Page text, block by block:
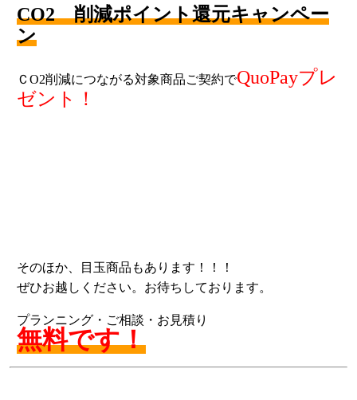
CO2 削減ポイント還元キャンペー
ン
ＣO2削減につながる対象商品ご契約でQuoPayプレ
ゼント！
そのほか、目玉商品もあります！！！
ぜひお越しください。お待ちしております。
プランニング・ご相談・お見積り
無料です！